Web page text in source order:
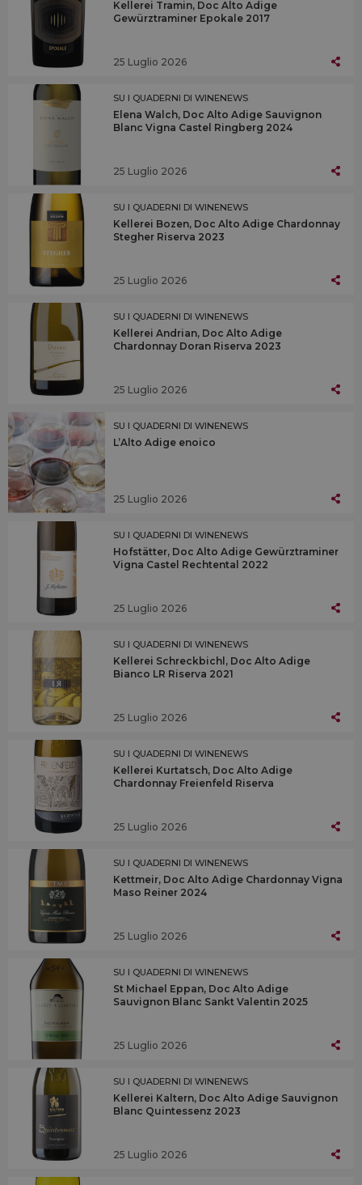
Kellerei Tramin, Doc Alto Adige
Gewürztraminer Epokale 2017
25 Luglio 2026
SU I QUADERNI DI WINENEWS
Elena Walch, Doc Alto Adige Sauvignon
Blanc Vigna Castel Ringberg 2024
25 Luglio 2026
SU I QUADERNI DI WINENEWS
Kellerei Bozen, Doc Alto Adige Chardonnay
Stegher Riserva 2023
25 Luglio 2026
SU I QUADERNI DI WINENEWS
Kellerei Andrian, Doc Alto Adige
Chardonnay Doran Riserva 2023
25 Luglio 2026
SU I QUADERNI DI WINENEWS
L’Alto Adige enoico
25 Luglio 2026
SU I QUADERNI DI WINENEWS
Hofstätter, Doc Alto Adige Gewürztraminer
Vigna Castel Rechtental 2022
25 Luglio 2026
SU I QUADERNI DI WINENEWS
Kellerei Schreckbichl, Doc Alto Adige
Bianco LR Riserva 2021
25 Luglio 2026
SU I QUADERNI DI WINENEWS
Kellerei Kurtatsch, Doc Alto Adige
Chardonnay Freienfeld Riserva
25 Luglio 2026
SU I QUADERNI DI WINENEWS
Kettmeir, Doc Alto Adige Chardonnay Vigna
Maso Reiner 2024
25 Luglio 2026
SU I QUADERNI DI WINENEWS
St Michael Eppan, Doc Alto Adige
Sauvignon Blanc Sankt Valentin 2025
25 Luglio 2026
SU I QUADERNI DI WINENEWS
Kellerei Kaltern, Doc Alto Adige Sauvignon
Blanc Quintessenz 2023
25 Luglio 2026